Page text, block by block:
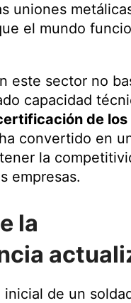
uniones
el mundo
este sector no
capacidad
de los
convertido en
la
empresas.
la
de un